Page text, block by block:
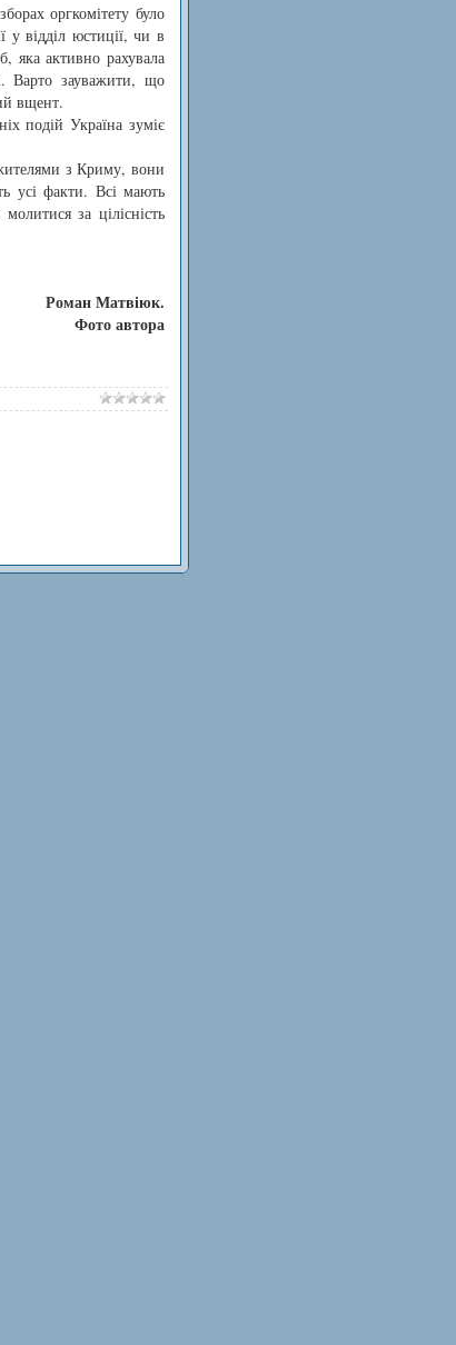
оргкомітету було
у відділ юстиції, чи в
яка активно рахувала
Варто зауважити, що
вщент.
подій Україна зуміє
з Криму, вони
усі факти. Всі мають
за цілісність
Роман Матвіюк.
Фото автора